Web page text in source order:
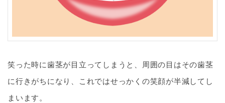
笑った時に歯茎が目立ってしまうと、周囲の目はその歯茎
に行きがちになり、これではせっかくの笑顔が半減してし
まいます。